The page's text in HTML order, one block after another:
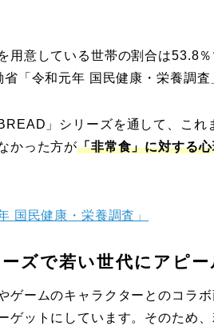
用意している世帯の割合は53.8
「令和元年 国民健康・栄養調査
」シリーズを通して、これ
かった方が「非常食」に対する
国民健康・栄養調査」
ズで若い世代にアピー
ゲームのキャラクターとのコラ
ゲットにしています。そのため